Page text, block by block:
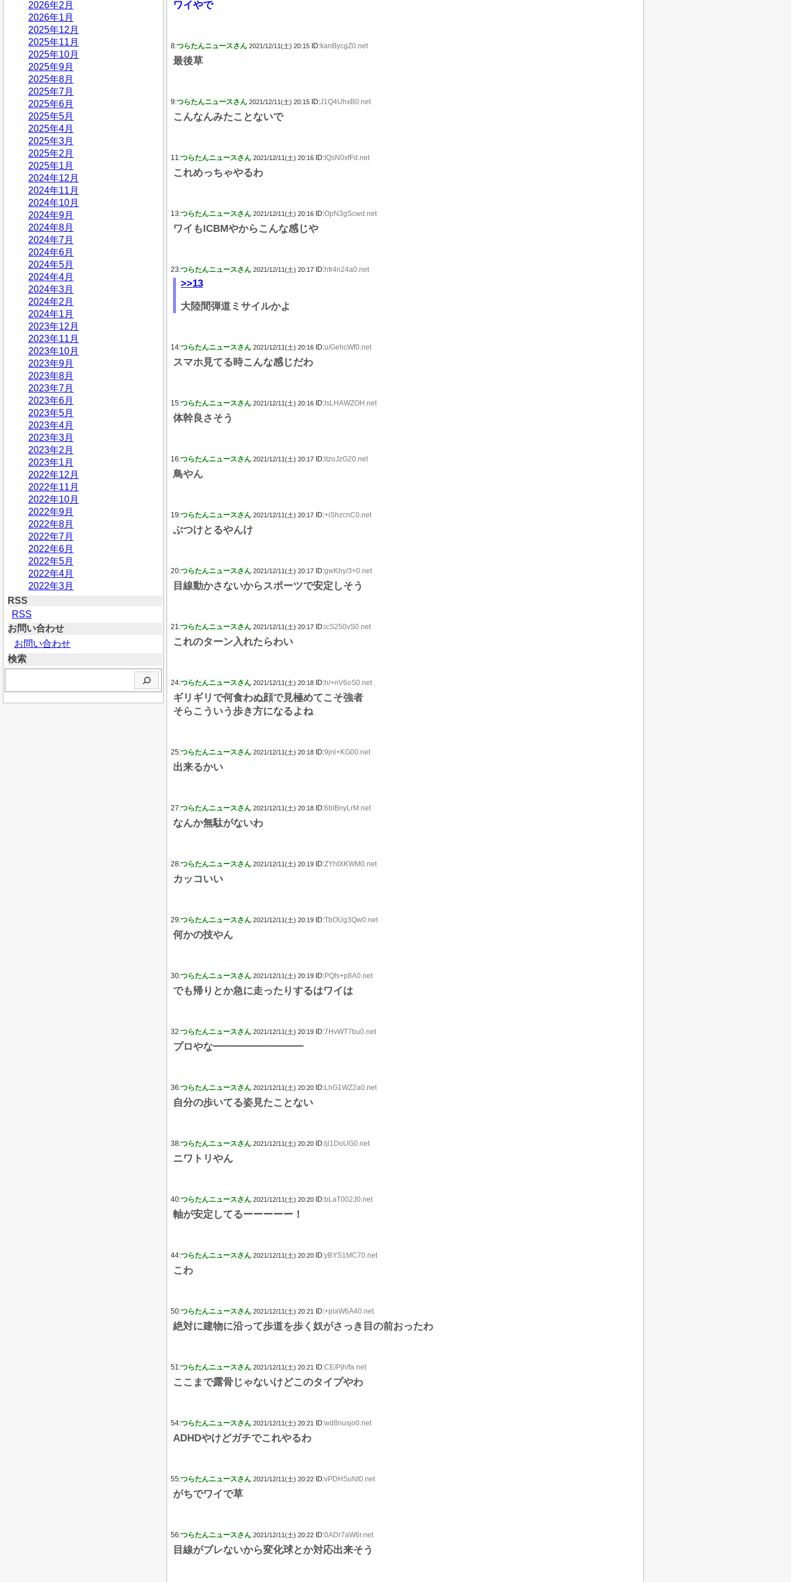
2026年2月
2026年1月
2025年12月
2025年11月
2025年10月
2025年9月
2025年8月
2025年7月
2025年6月
2025年5月
2025年4月
2025年3月
2025年2月
2025年1月
2024年12月
2024年11月
2024年10月
2024年9月
2024年8月
2024年7月
2024年6月
2024年5月
2024年4月
2024年3月
2024年2月
2024年1月
2023年12月
2023年11月
2023年10月
2023年9月
2023年8月
2023年7月
2023年6月
2023年5月
2023年4月
2023年3月
2023年2月
2023年1月
2022年12月
2022年11月
2022年10月
2022年9月
2022年8月
2022年7月
2022年6月
2022年5月
2022年4月
2022年3月
RSS
RSS
お問い合わせ
お問い合わせ
検索
ワイやで
8:つらたんニュースさん 2021/12/11(土) 20:15 ID:kanBycgZ0.net
最後草
9:つらたんニュースさん 2021/12/11(土) 20:15 ID:J1Q4UhxB0.net
こんなんみたことないで
11:つらたんニュースさん 2021/12/11(土) 20:16 ID: IQsN0xfFd.net
これめっちゃやるわ
13:つらたんニュースさん 2021/12/11(土) 20:16 ID:OpN3gScwd.net
ワイもICBMやからこんな感じや
23:つらたんニュースさん 2021/12/11(土) 20:17 ID:hfr4n24a0.net
>>13
大陸間弾道ミサイルかよ
14:つらたんニュースさん 2021/12/11(土) 20:16 ID:u/GehcWf0.net
スマホ見てる時こんな感じだわ
15:つらたんニュースさん 2021/12/11(土) 20:16 ID: IsLHAWZOH.net
体幹良さそう
16:つらたんニュースさん 2021/12/11(土) 20:17 ID: ltzoJzG20.net
鳥やん
19:つらたんニュースさん 2021/12/11(土) 20:17 ID:+iShzcnC0.net
ぶつけとるやんけ
20:つらたんニュースさん 2021/12/11(土) 20:17 ID:gwKhy/3+0.net
目線動かさないからスポーツで安定しそう
21:つらたんニュースさん 2021/12/11(土) 20:17 ID:icS250vS0.net
これのターン入れたらわい
24:つらたんニュースさん 2021/12/11(土) 20:18 ID:h/+nV6oS0.net
ギリギリで何食わぬ顔で見極めてこそ強者
そらこういう歩き方になるよね
25:つらたんニュースさん 2021/12/11(土) 20:18 ID:9jnl+KG00.net
出来るかい
27:つらたんニュースさん 2021/12/11(土) 20:18 ID:6blBnyLrM.net
なんか無駄がないわ
28:つらたんニュースさん 2021/12/11(土) 20:19 ID:ZYhtXKWM0.net
カッコいい
29:つらたんニュースさん 2021/12/11(土) 20:19 ID:TbOUg3Qw0.net
何かの技やん
30:つらたんニュースさん 2021/12/11(土) 20:19 ID:PQfs+p8A0.net
でも帰りとか急に走ったりするはワイは
32:つらたんニュースさん 2021/12/11(土) 20:19 ID:7HvWT7bu0.net
プロやな━━━━━━━━━
36:つらたんニュースさん 2021/12/11(土) 20:20 ID:LhG1WZ2a0.net
自分の歩いてる姿見たことない
38:つらたんニュースさん 2021/12/11(土) 20:20 ID: ljl1DoUG0.net
ニワトリやん
40:つらたんニュースさん 2021/12/11(土) 20:20 ID:bLaT002J0.net
軸が安定してるーーーーー！
44:つらたんニュースさん 2021/12/11(土) 20:20 ID:yBYS1MC70.net
こわ
50:つらたんニュースさん 2021/12/11(土) 20:21 ID:+plaW6A40.net
絶対に建物に沿って歩道を歩く奴がさっき目の前おったわ
51:つらたんニュースさん 2021/12/11(土) 20:21 ID:CE/Pjh/fa.net
ここまで露骨じゃないけどこのタイプやわ
54:つらたんニュースさん 2021/12/11(土) 20:21 ID:wd8nusjo0.net
ADHDやけどガチでこれやるわ
55:つらたんニュースさん 2021/12/11(土) 20:22 ID:vPDHSuNt0.net
がちでワイで草
56:つらたんニュースさん 2021/12/11(土) 20:22 ID:0ADr7aW6r.net
目線がブレないから変化球とか対応出来そう